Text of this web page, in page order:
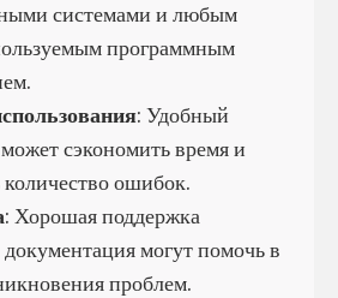
системами и любым
программным
: Удобный
сэкономить время и
ошибок.
: Хорошая поддержка
могут помочь в
проблем.